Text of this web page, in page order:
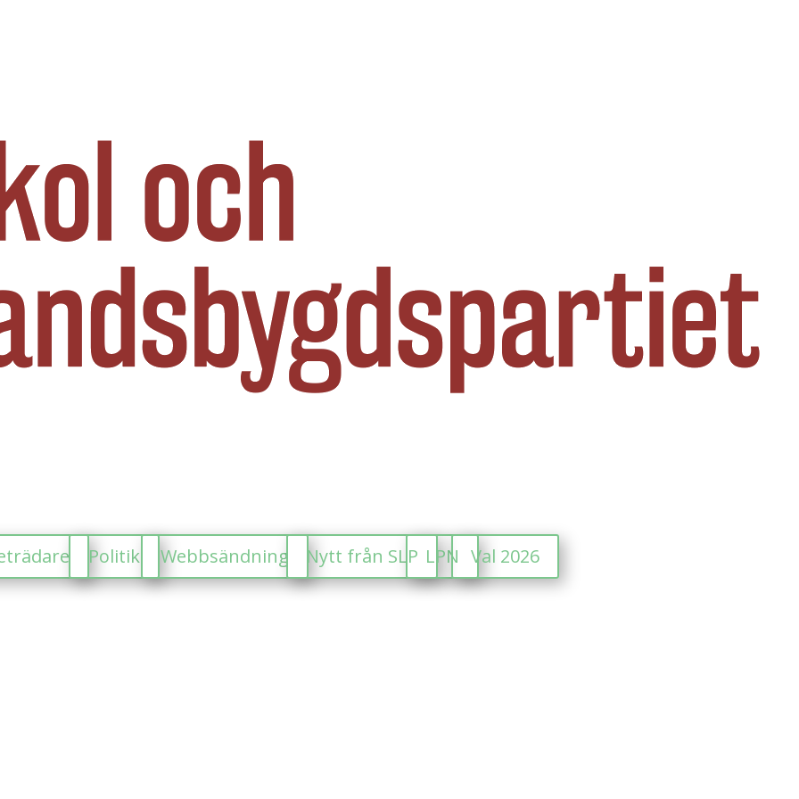
Politik Webbsändning Nytt från SLP LPN Val 2026